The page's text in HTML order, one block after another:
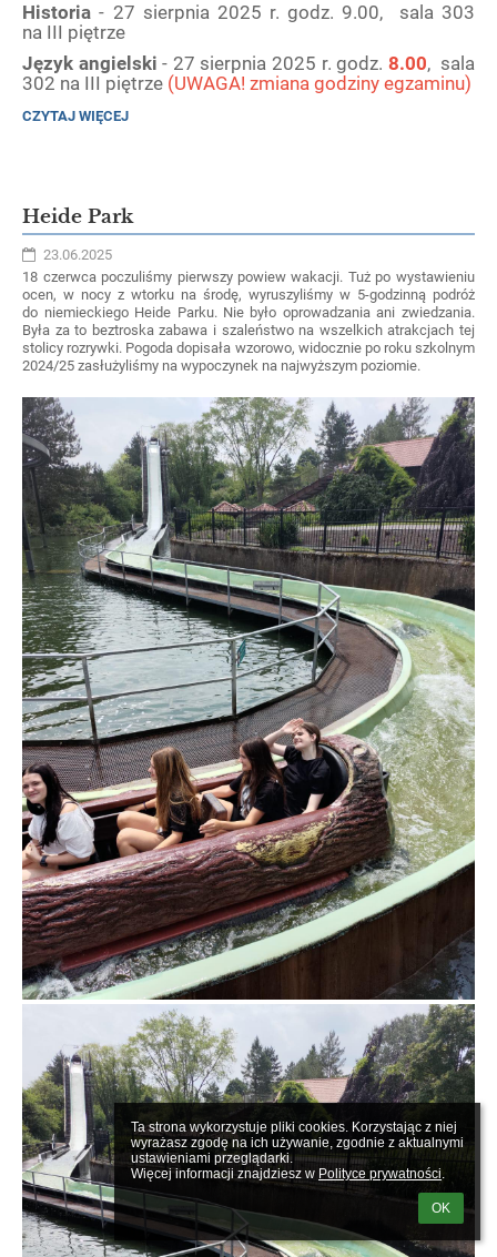
Ta strona wykorzystuje pliki cookies. Korzystając z niej
wyrażasz zgodę na ich używanie, zgodnie z aktualnymi
ustawieniami przeglądarki.
Więcej informacji znajdziesz w Polityce prywatności.
OK
Historia- 27 sierpnia 2025 r. godz. 9.00, sala 303
na III piętrze
Język angielski- 27 sierpnia 2025 r. godz. 8.00, sala
302 na III piętrze (UWAGA! zmiana godziny egzaminu)
HARMONOGRAM
CZYTAJ WIĘCEJ
Heide Park
23.06.2025
18 czerwca poczuliśmy pierwszy powiew wakacji. Tuż po wystawieniu
ocen, w nocy z wtorku na środę, wyruszyliśmy w 5-godzinną podróż
do niemieckiego Heide Parku. Nie było oprowadzania ani zwiedzania.
Była za to beztroska zabawa i szaleństwo na wszelkich atrakcjach tej
stolicy rozrywki. Pogoda dopisała wzorowo, widocznie po roku szkolnym
2024/25 zasłużyliśmy na wypoczynek na najwyższym poziomie.